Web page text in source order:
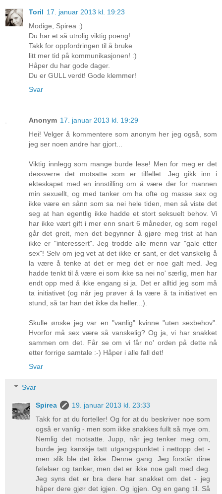
Toril 17. januar 2013 kl. 19:23
Modige, Spirea :)
Du har et så utrolig viktig poeng!
Takk for oppfordringen til å bruke
litt mer tid på kommunikasjonen! :)
Håper du har gode dager.
Du er GULL verdt! Gode klemmer!
Svar
Anonym 17. januar 2013 kl. 19:29
Hei! Velger å kommentere som anonym her jeg også, som
jeg ser noen andre har gjort...
Viktig innlegg som mange burde lese! Men for meg er det
dessverre det motsatte som er tilfellet. Jeg gikk inn i
ekteskapet med en innstilling om å være der for mannen
min sexuellt, og med tanker om ha ofte og masse sex og
ikke være en sånn som sa nei hele tiden, men så viste det
seg at han egentlig ikke hadde et stort seksuelt behov. Vi
har ikke vært gift i mer enn snart 6 måneder, og som regel
går det greit, men det begynner å gjøre meg trist at han
ikke er "interessert". Jeg trodde alle menn var "gale etter
sex"! Selv om jeg vet at det ikke er sant, er det vanskelig å
la være å tenke at det er meg det er noe galt med. Jeg
hadde tenkt til å være ei som ikke sa nei no' særlig, men har
endt opp med å ikke engang si ja. Det er alltid jeg som må
ta initiativet (og når jeg prøver å la være å ta initiativet en
stund, så tar han det ikke da heller...).
Skulle ønske jeg var en "vanlig" kvinne "uten sexbehov".
Hvorfor må sex være så vanskelig? Og ja, vi har snakket
sammen om det. Får se om vi får no' orden på dette nå
etter forrige samtale :-) Håper i alle fall det!
Svar
Svar
Spirea
19. januar 2013 kl. 23:33
Takk for at du forteller! Og for at du beskriver noe som
også er vanlig - men som ikke snakkes fullt så mye om.
Nemlig det motsatte. Jupp, når jeg tenker meg om,
burde jeg kanskje tatt utgangspunktet i nettopp det -
men slik ble det ikke. Denne gang. Jeg forstår dine
følelser og tanker, men det er ikke noe galt med deg.
Jeg syns det er bra dere har snakket om det - jeg
håper dere gjør det igjen. Og igjen. Og en gang til. Så